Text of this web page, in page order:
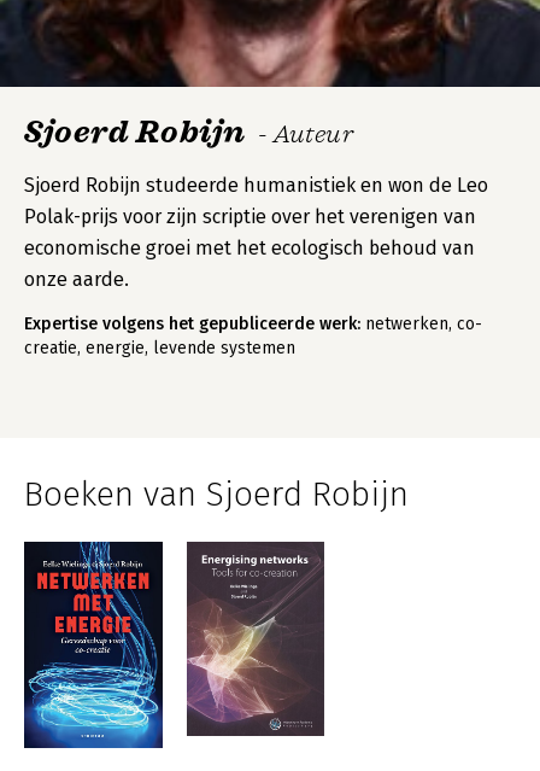
Sjoerd Robijn - Auteur
Sjoerd Robijn studeerde humanistiek en won de Leo
Polak-prijs voor zijn scriptie over het verenigen van
economische groei met het ecologisch behoud van
onze aarde.
Expertise volgens het gepubliceerde werk: netwerken, co-
creatie, energie, levende systemen
Boeken van Sjoerd Robijn